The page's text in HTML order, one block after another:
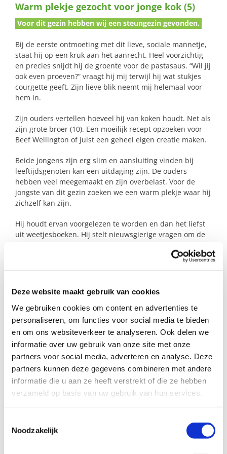
Deze website maakt gebruik van cookies
We gebruiken cookies om content en advertenties te
personaliseren, om functies voor social media te bieden
en om ons websiteverkeer te analyseren. Ook delen we
informatie over uw gebruik van onze site met onze
partners voor social media, adverteren en analyse. Deze
partners kunnen deze gegevens combineren met andere
informatie die u aan ze heeft verstrekt of die ze hebben
verzameld op basis van uw gebruik van hun services.
Noodzakelijk
naar:
Warm plekje gezocht voor jonge kok (5)
Voor dit gezin hebben wij een steungezin gevonden.
Bij de eerste ontmoeting met dit lieve, sociale mannetje,
staat hij op een kruk aan het aanrecht. Heel voorzichtig
en precies snijdt hij de groente voor de pastasaus. “Wil jij
ook even proeven?” vraagt hij mij terwijl hij wat stukjes
courgette geeft. Zijn lieve blik neemt mij helemaal voor
hem in.
Zijn ouders vertellen hoeveel hij van koken houdt. Net als
zijn grote broer (10). Een moeilijk recept opzoeken voor
Beef Wellington of juist een geheel eigen creatie maken.
Beide jongens zijn erg slim en aansluiting vinden bij
leeftijdsgenoten kan een uitdaging zijn. De ouders
hebben veel meegemaakt en zijn overbelast. Voor de
jongste van dit gezin zoeken we een warm plekje waar hij
zichzelf kan zijn.
Hij houdt ervan voorgelezen te worden en dan het liefst
uit weetjesboeken. Hij stelt nieuwsgierige vragen om de
bouwen, dino’s en doet graag spelletjes. Hij is een vrolijk,
Bied jij hem die warme plek? Je krijgt er veel gezelligheid
Profiel steungezin
Wij zoeken een warm gezin in Houten (en
omgeving):
• Dat hem binnen duidelijke kaders de vrijheid
geeft om zelf te ontdekken;
maandag-, dinsdag- of donderdagmiddag.